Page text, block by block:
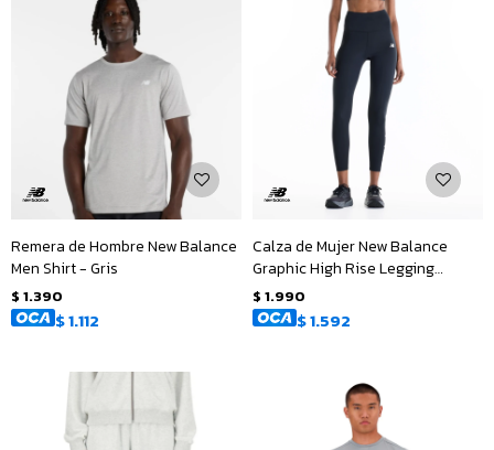
Remera de Hombre New Balance
Men Shirt - Gris
$ 1.390
$1.112
Calza de Mujer New Balance
Graphic High Rise Legging
25&quot; - Negro
$ 1.990
$1.592